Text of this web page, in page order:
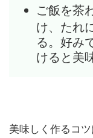
ご飯を茶
け、たれ
る。好み
けると美
美味しく作るコ